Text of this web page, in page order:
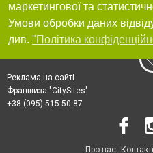
маркетингової та
Умови обробки даних
див. "Політика
Реклама на сайті
Франшиза "CitySites"
+38 (095) 515-50-87
Про нас